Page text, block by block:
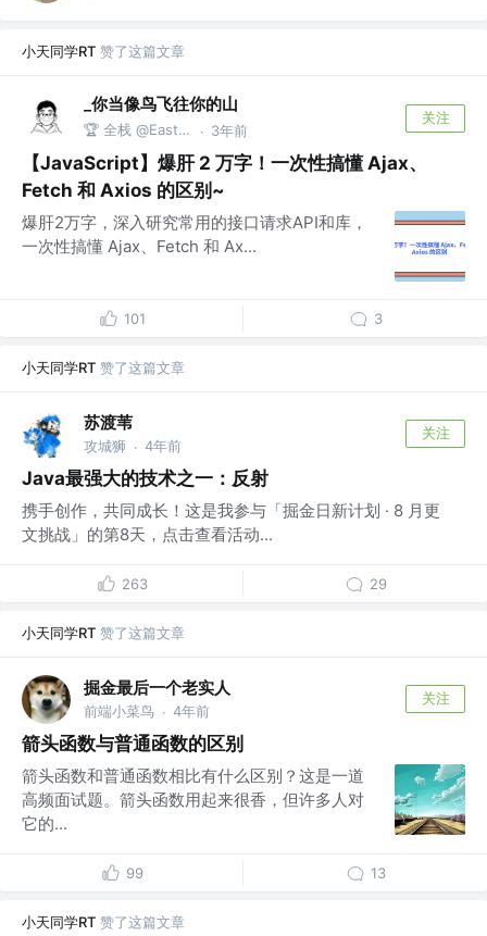
小天同学RT 赞了这篇文章
_你当像鸟飞往你的山
🏆 全栈 @East White · 3年前
关注
【JavaScript】爆肝 2 万字！一次性搞懂 Ajax、
Fetch 和 Axios 的区别~
爆肝2万字，深入研究常用的接口请求API和库，
一次性搞懂 Ajax、Fetch 和 Ax...
101 3
小天同学RT 赞了这篇文章
苏渡苇
攻城狮 · 4年前
关注
Java最强大的技术之一：反射
携手创作，共同成长！这是我参与「掘金日新计划 · 8 月更
文挑战」的第8天，点击查看活动...
263 29
小天同学RT 赞了这篇文章
掘金最后一个老实人
前端小菜鸟 · 4年前
关注
箭头函数与普通函数的区别
箭头函数和普通函数相比有什么区别？这是一道
高频面试题。箭头函数用起来很香，但许多人对
它的...
99 13
小天同学RT 赞了这篇文章